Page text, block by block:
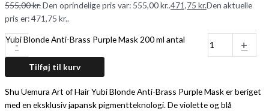
555,00kr.Den oprindelige pris var: 555,00 kr..471,75 kr.Den aktuelle
pris er: 471,75 kr..
-
Yubi Blonde Anti-Brass Purple Mask 200 ml antal +
Tilføj til kurv
Shu Uemura Art of Hair Yubi Blonde Anti-Brass Purple Mask er beriget
med en eksklusiv japansk pigmentteknologi. De violette og blå